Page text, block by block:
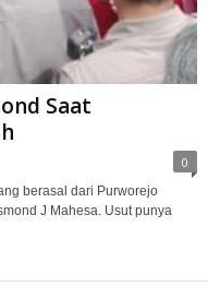
Saat
0
berasal dari Purworejo
J Mahesa. Usut punya